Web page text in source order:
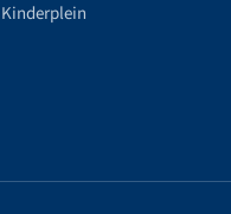
Kinderplein